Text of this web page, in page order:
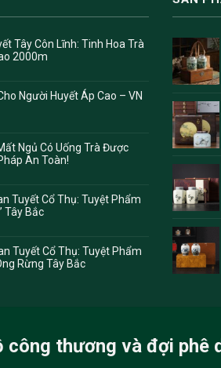
Tây Côn Lĩnh: Tinh Hoa Trà
2000m
Người Huyết Áp Cao – VN
Ngủ Có Uống Trà Được
An Toàn!
Tuyết Cổ Thụ: Tuyệt Phẩm
Tây Bắc
Tuyết Cổ Thụ: Tuyệt Phẩm
Rừng Tây Bắc
thương và đợi phê